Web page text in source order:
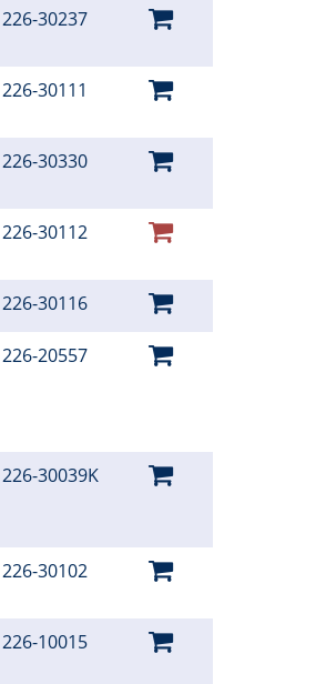
226-30237
226-30111
226-30330
226-30112
226-30116
226-20557
226-30039K
226-30102
226-10015